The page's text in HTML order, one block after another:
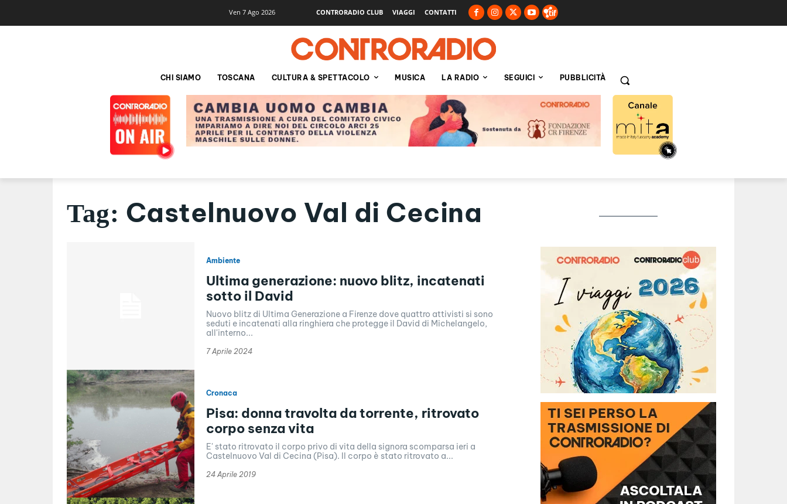
Ven 7 Ago 2026 CONTRORADIO CLUB VIAGGI CONTATTI
CHI SIAMO TOSCANA CULTURA & SPETTACOLO MUSICA LA RADIO SEGUICI PUBBLICITÀ
Tag: Castelnuovo Val di Cecina
Ambiente
Ultima generazione: nuovo blitz, incatenati
sotto il David
Nuovo blitz di Ultima Generazione a Firenze dove quattro attivisti si sono
seduti e incatenati alla ringhiera che protegge il David di Michelangelo,
all'interno...
7 Aprile 2024
Cronaca
Pisa: donna travolta da torrente, ritrovato
corpo senza vita
E' stato ritrovato il corpo privo di vita della signora scomparsa ieri a
Castelnuovo Val di Cecina (Pisa). Il corpo è stato ritrovato a...
24 Aprile 2019